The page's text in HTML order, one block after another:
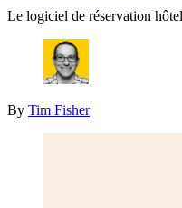
Le logiciel de réservation
By Tim Fisher